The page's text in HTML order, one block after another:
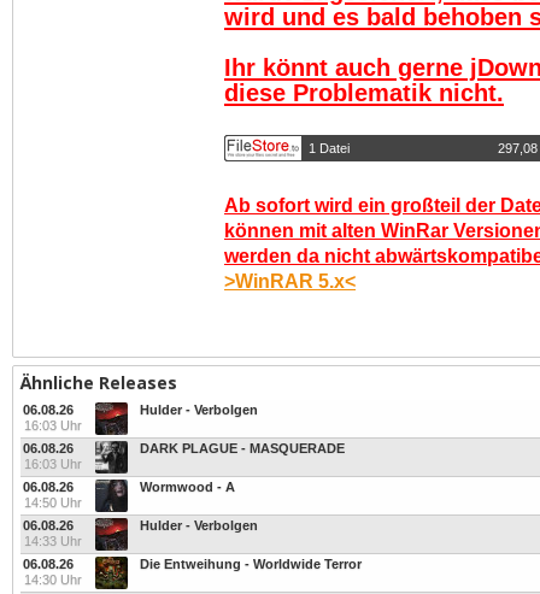
wird und es bald behoben
Ihr könnt auch gerne
diese Problematik nicht.
1 Datei 297,08
Ab sofort wird ein großteil der
können mit alten WinRar
werden da nicht
>WinRAR 5.x<
Ähnliche Releases
06.08.26
16:03 Uhr
Hulder - Verbolgen
06.08.26
16:03 Uhr
DARK PLAGUE - MASQUERADE
06.08.26
14:50 Uhr
Wormwood - A
06.08.26
14:33 Uhr
Hulder - Verbolgen
06.08.26
14:30 Uhr
Die Entweihung - Worldwide Terror